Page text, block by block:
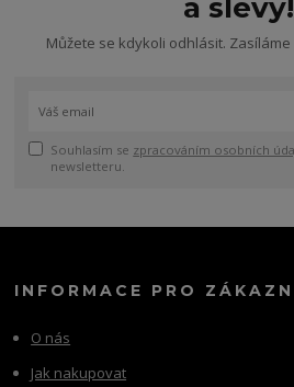
a slevy!
Můžete se kdykoli odhlásit.
Souhlasím se zpracováním osobních
newsletteru.
INFORMACE PRO
O nás
Jak nakupovat